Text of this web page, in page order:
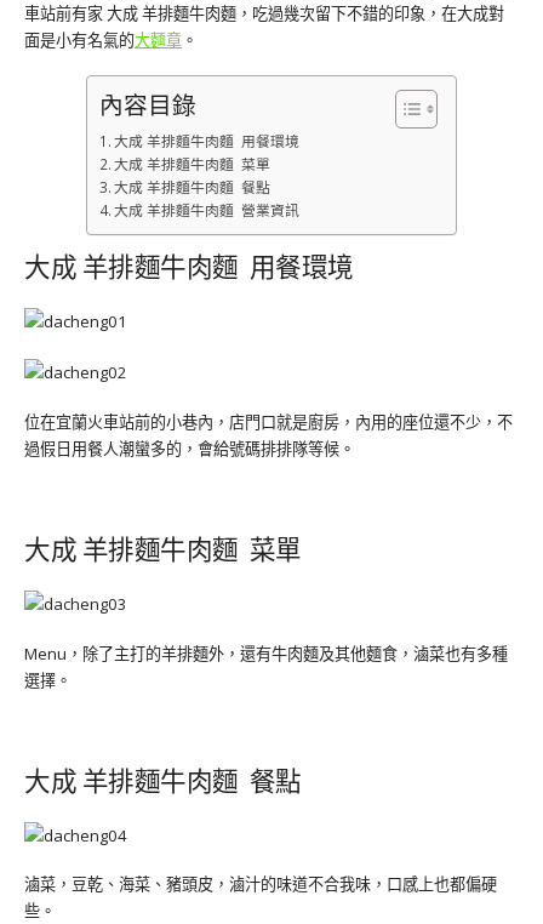
車站前有家 大成 羊排麵牛肉麵，吃過幾次留下不錯的印象，在大成對
面是小有名氣的大麵章 。
內容目錄
大成 羊排麵牛肉麵 用餐環境
大成 羊排麵牛肉麵 菜單
大成 羊排麵牛肉麵 餐點
大成 羊排麵牛肉麵 營業資訊
大成 羊排麵牛肉麵 用餐環境
位在宜蘭火車站前的小巷內，店門口就是廚房，內用的座位還不少，不
過假日用餐人潮蠻多的，會給號碼排排隊等候。
大成 羊排麵牛肉麵 菜單
Menu，除了主打的羊排麵外，還有牛肉麵及其他麵食，滷菜也有多種
選擇。
大成 羊排麵牛肉麵 餐點
滷菜，豆乾、海菜、豬頭皮，滷汁的味道不合我味，口感上也都偏硬
些。